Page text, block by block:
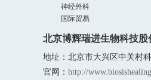
神经外科
国际贸易
北京博辉瑞进生物科技股
地址：北京市大兴区中关村
官网： http://